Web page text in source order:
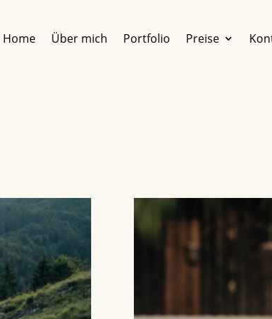
Home Über mich Portfolio Preise